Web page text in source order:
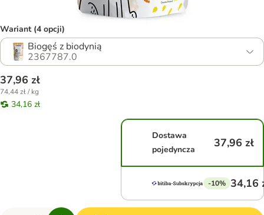
Wariant (4 opcji)
Biogęś z biodynią
2367787.0
37,96 zł
74,44 zł / kg
34,16 zł
Dostawa
pojedyncza
37,96 zł
-10% 34,16